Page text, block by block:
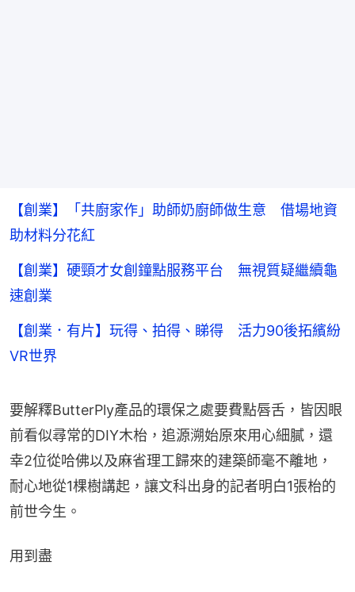
【創業】「共廚家作」助師奶廚師做生意 借場地資
助材料分花紅
【創業】硬頸才女創鐘點服務平台 無視質疑繼續龜
速創業
【創業．有片】玩得、拍得、睇得 活力90後拓繽紛
VR世界
要解釋ButterPly產品的環保之處要費點唇舌，皆因眼
前看似尋常的DIY木枱，追源溯始原來用心細膩，還
幸2位從哈佛以及麻省理工歸來的建築師毫不離地，
耐心地從1棵樹講起，讓文科出身的記者明白1張枱的
前世今生。
用到盡